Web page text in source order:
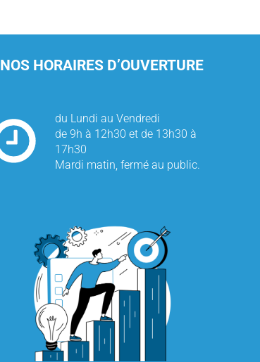
NOS HORAIRES D’OUVERTURE
du Lundi au Vendredi
de 9h à 12h30 et de 13h30 à
17h30
Mardi matin, fermé au public.